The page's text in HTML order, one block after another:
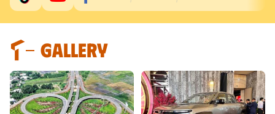
GALLERY